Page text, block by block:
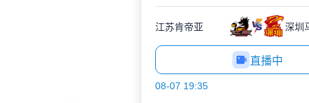
江苏肯帝亚 深圳
直播中
08-07 19:35